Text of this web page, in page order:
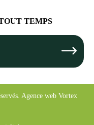
TEMPS
Submit
Agence web Vortex